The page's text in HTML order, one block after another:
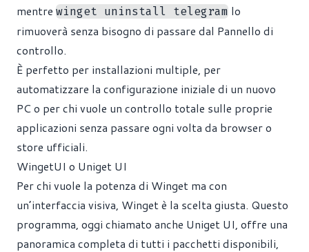
mentre winget uninstall telegram lo
rimuoverà senza bisogno di passare dal Pannello di
controllo.
È perfetto per installazioni multiple, per
automatizzare la configurazione iniziale di un nuovo
PC o per chi vuole un controllo totale sulle proprie
applicazioni senza passare ogni volta da browser o
store ufficiali.
WingetUI o Uniget UI
Per chi vuole la potenza di Winget ma con
un’interfaccia visiva, Winget è la scelta giusta. Questo
programma, oggi chiamato anche Uniget UI, offre una
panoramica completa di tutti i pacchetti disponibili,